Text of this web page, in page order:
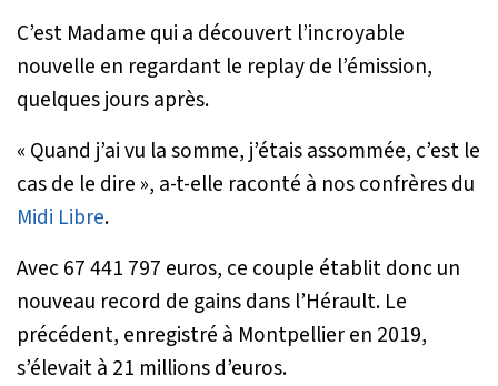
C’est Madame qui a découvert l’incroyable
nouvelle en regardant le replay de l’émission,
quelques jours après.
« Quand j’ai vu la somme, j’étais assommée, c’est le
cas de le dire », a-t-elle raconté à nos confrères du
Midi Libre.
Avec 67 441 797 euros, ce couple établit donc un
nouveau record de gains dans l’Hérault. Le
précédent, enregistré à Montpellier en 2019,
s’élevait à 21 millions d’euros.